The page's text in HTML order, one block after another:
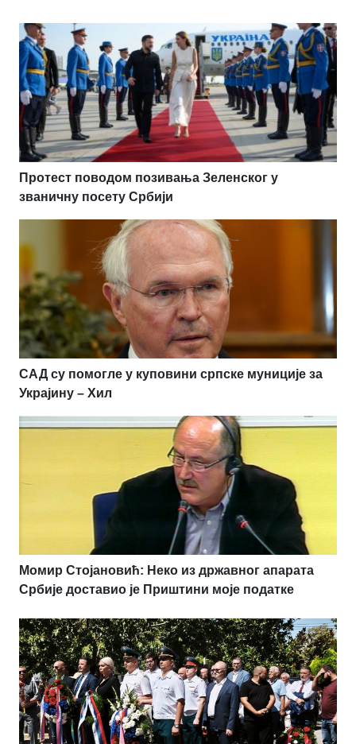
Протест поводом позивања Зеленског у
званичну посету Србији
САД су помогле у куповини српске муниције за
Украјину – Хил
Момир Стојановић: Неко из државног апарата
Србије доставио је Приштини моје податке